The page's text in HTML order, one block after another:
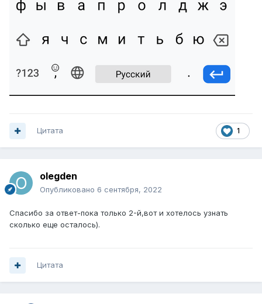
1
Цитата
olegden
Опубликовано 6 сентября, 2022
Спасибо за ответ-пока только 2-й,вот и хотелось узнать
сколько еще осталось).
Цитата